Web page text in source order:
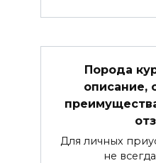
Порода
описание,
Для личных
не